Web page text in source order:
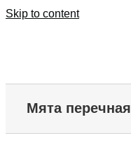
Skip to content
Мята перечная